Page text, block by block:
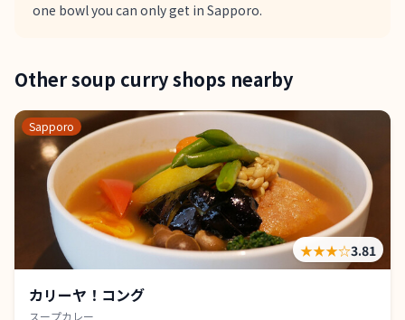
one bowl you can only get in Sapporo.
Other soup curry shops nearby
Sapporo
★★★☆3.81
カリーヤ！コング
スープカレー